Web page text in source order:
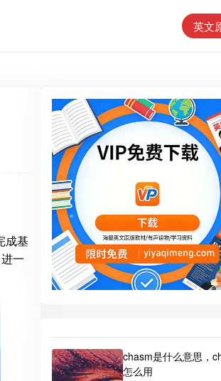
英文
成基
一
chasm是什么意思，
怎么用